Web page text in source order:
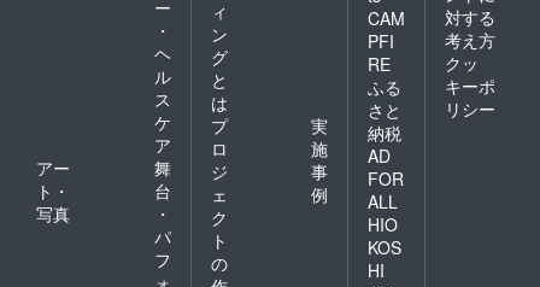
ー
・
ヘ
ル
ス
ケ
ア
アー
ト・
写真
舞
台
・
パ
フ
ィ
ン
グ
と
は
プ
ロ
ジ
ェ
ク
ト
の
実
施
事
例
CAM
PFI
RE
ふる
さと
納税
AD
FOR
ALL
HIO
KOS
HI
対する
考え方
クッ
キーポ
リシー